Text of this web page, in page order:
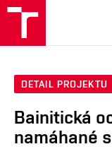
DETAIL PROJEKTU
Bainitická
namáhané